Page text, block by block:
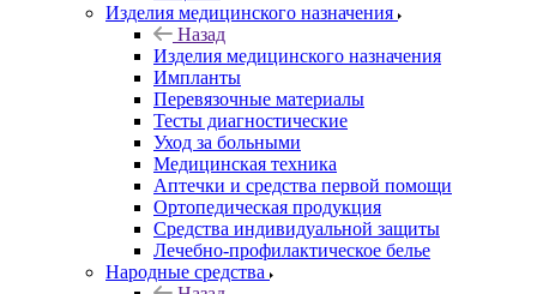
Изделия медицинского назначения
Назад
Изделия медицинского назначения
Импланты
Перевязочные материалы
Тесты диагностические
Уход за больными
Медицинская техника
Аптечки и средства первой помощи
Ортопедическая продукция
Средства индивидуальной защиты
Лечебно-профилактическое белье
Народные средства